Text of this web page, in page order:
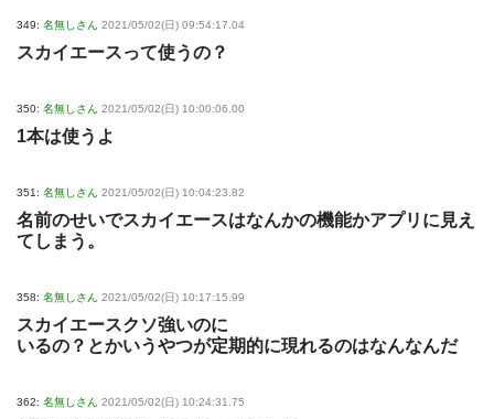
349: 名無しさん 2021/05/02(日) 09:54:17.04
スカイエースって使うの？
350: 名無しさん 2021/05/02(日) 10:00:06.00
1本は使うよ
351: 名無しさん 2021/05/02(日) 10:04:23.82
名前のせいでスカイエースはなんかの機能かアプリに見え
てしまう。
358: 名無しさん 2021/05/02(日) 10:17:15.99
スカイエースクソ強いのに
いるの？とかいうやつが定期的に現れるのはなんなんだ
362: 名無しさん 2021/05/02(日) 10:24:31.75